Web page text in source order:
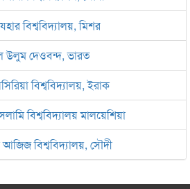
বিশ্ববিদ্যালয়, মিশর
উলুম দেওবন্দ, ভারত
বিশ্ববিদ্যালয়, ইরাক
বিশ্ববিদ্যালয় মালয়েশিয়া
বিশ্ববিদ্যালয়, সৌদী